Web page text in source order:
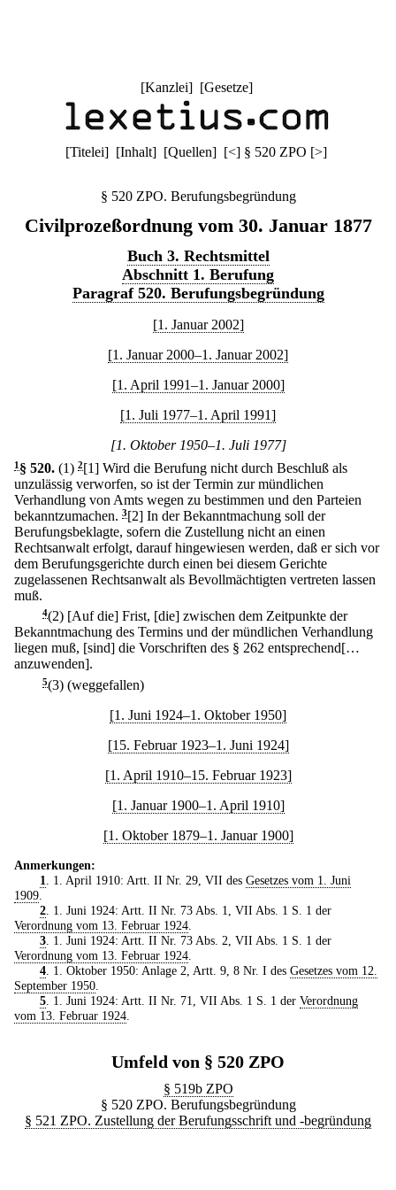
[Kanzlei] [Gesetze]
[Titelei] [Inhalt] [Quellen] [<] § 520 ZPO [>]
§ 520 ZPO. Berufungsbegründung
Civilprozeßordnung vom 30. Januar 1877
Buch 3. Rechtsmittel
Abschnitt 1. Berufung
Paragraf 520. Berufungsbegründung
[1. Januar 2002]
[1. Januar 2000–1. Januar 2002]
[1. April 1991–1. Januar 2000]
[1. Juli 1977–1. April 1991]
[1. Oktober 1950–1. Juli 1977]
1 § 520. (1) 2[1] Wird die Berufung nicht durch Beschluß als
unzulässig verworfen, so ist der Termin zur mündlichen
Verhandlung von Amts wegen zu bestimmen und den Parteien
bekanntzumachen. 3[2] In der Bekanntmachung soll der
Berufungsbeklagte, sofern die Zustellung nicht an einen
Rechtsanwalt erfolgt, darauf hingewiesen werden, daß er sich vor
dem Berufungsgerichte durch einen bei diesem Gerichte
zugelassenen Rechtsanwalt als Bevollmächtigten vertreten lassen
muß.
4(2) [Auf die] Frist, [die] zwischen dem Zeitpunkte der
Bekanntmachung des Termins und der mündlichen Verhandlung
liegen muß, [sind] die Vorschriften des § 262 entsprechend[…
anzuwenden].
5(3) (weggefallen)
[1. Juni 1924–1. Oktober 1950]
[15. Februar 1923–1. Juni 1924]
[1. April 1910–15. Februar 1923]
[1. Januar 1900–1. April 1910]
[1. Oktober 1879–1. Januar 1900]
Anmerkungen:
1
. 1. April 1910: Artt. II Nr. 29, VII des Gesetzes vom 1. Juni
1909
2. 1. Juni 1924: Artt. II Nr. 73 Abs. 1, VII Abs. 1 S. 1 der
Verordnung vom 13. Februar 1924
3. 1. Juni 1924: Artt. II Nr. 73 Abs. 2, VII Abs. 1 S. 1 der
Verordnung vom 13. Februar 1924
4. 1. Oktober 1950: Anlage 2, Artt. 9, 8 Nr. I des Gesetzes vom 12.
September 1950
5. 1. Juni 1924: Artt. II Nr. 71, VII Abs. 1 S. 1 der Verordnung
vom 13. Februar 1924
Umfeld von § 520 ZPO
§ 519b ZPO
§ 520 ZPO. Berufungsbegründung
§ 521 ZPO. Zustellung der Berufungsschrift und -begründung